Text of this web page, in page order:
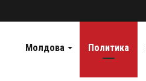
Молдова Политика